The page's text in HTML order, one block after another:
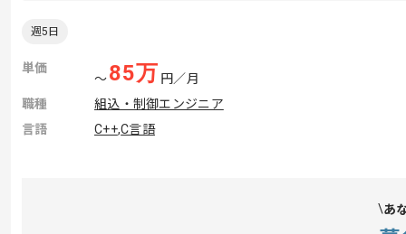
週5日
単価
〜85万 円／月
職種
組込・制御エンジニア
言語
C++,C言語
あ